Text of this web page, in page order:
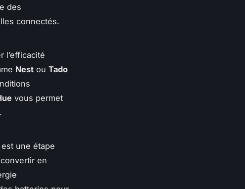
des
connectés.
l’efficacité
Nest ou Tado
vous permet
est une étape
en